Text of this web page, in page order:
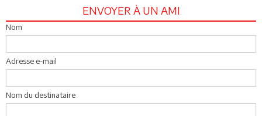
ENVOYER À UN AMI
Nom
Adresse e-mail
Nom du destinataire